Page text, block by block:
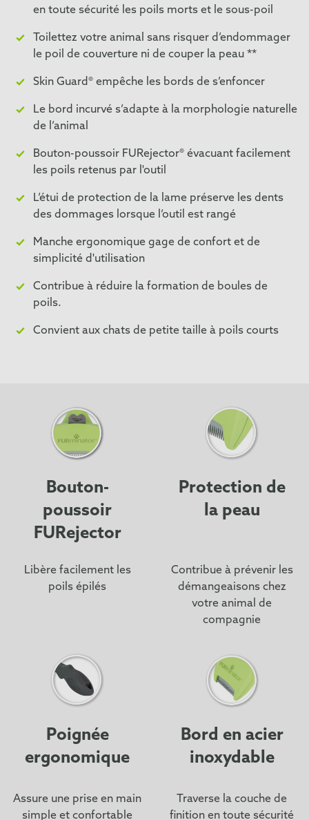
en toute sécurité les poils morts et le sous-poil
Toilettez votre animal sans risquer d’endommager
le poil de couverture ni de couper la peau **
Skin Guard® empêche les bords de s’enfoncer
Le bord incurvé s’adapte à la morphologie naturelle
de l’animal
Bouton-poussoir FURejector® évacuant facilement
les poils retenus par l'outil
L’étui de protection de la lame préserve les dents
des dommages lorsque l’outil est rangé
Manche ergonomique gage de confort et de
simplicité d'utilisation
Contribue à réduire la formation de boules de
poils.
Convient aux chats de petite taille à poils courts
Bouton-
poussoir
FURejector
Libère facilement les
poils épilés
Protection de
la peau
Contribue à prévenir les
démangeaisons chez
votre animal de
compagnie
Poignée
ergonomique
Assure une prise en main
simple et confortable
Bord en acier
inoxydable
Traverse la couche de
finition en toute sécurité